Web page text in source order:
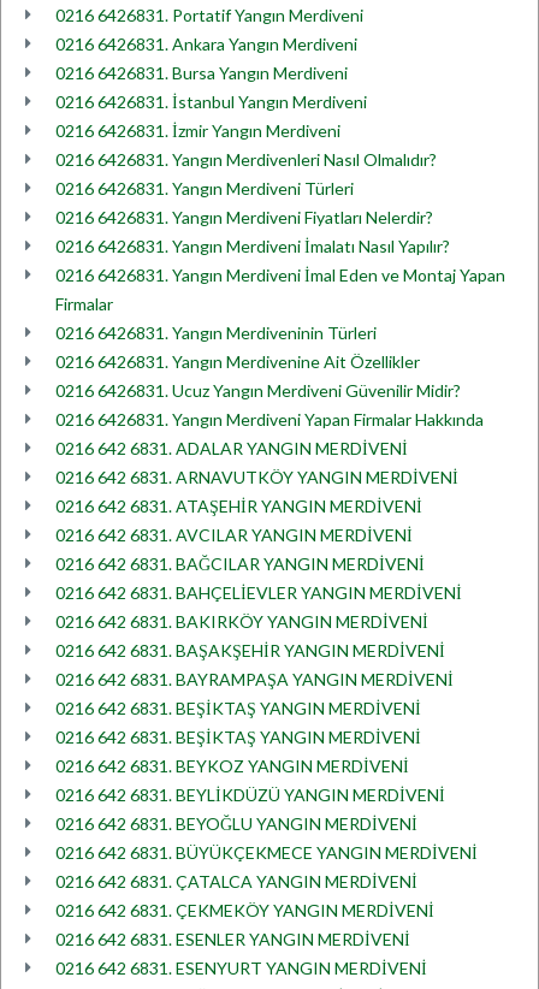
0216 6426831. Portatif Yangın Merdiveni
0216 6426831. Ankara Yangın Merdiveni
0216 6426831. Bursa Yangın Merdiveni
0216 6426831. İstanbul Yangın Merdiveni
0216 6426831. İzmir Yangın Merdiveni
0216 6426831. Yangın Merdivenleri Nasıl Olmalıdır?
0216 6426831. Yangın Merdiveni Türleri
0216 6426831. Yangın Merdiveni Fiyatları Nelerdir?
0216 6426831. Yangın Merdiveni İmalatı Nasıl Yapılır?
0216 6426831. Yangın Merdiveni İmal Eden ve Montaj Yapan
Firmalar
0216 6426831. Yangın Merdiveninin Türleri
0216 6426831. Yangın Merdivenine Ait Özellikler
0216 6426831. Ucuz Yangın Merdiveni Güvenilir Midir?
0216 6426831. Yangın Merdiveni Yapan Firmalar Hakkında
0216 642 6831. ADALAR YANGIN MERDİVENİ
0216 642 6831. ARNAVUTKÖY YANGIN MERDİVENİ
0216 642 6831. ATAŞEHİR YANGIN MERDİVENİ
0216 642 6831. AVCILAR YANGIN MERDİVENİ
0216 642 6831. BAĞCILAR YANGIN MERDİVENİ
0216 642 6831. BAHÇELİEVLER YANGIN MERDİVENİ
0216 642 6831. BAKIRKÖY YANGIN MERDİVENİ
0216 642 6831. BAŞAKŞEHİR YANGIN MERDİVENİ
0216 642 6831. BAYRAMPAŞA YANGIN MERDİVENİ
0216 642 6831. BEŞİKTAŞ YANGIN MERDİVENİ
0216 642 6831. BEŞİKTAŞ YANGIN MERDİVENİ
0216 642 6831. BEYKOZ YANGIN MERDİVENİ
0216 642 6831. BEYLİKDÜZÜ YANGIN MERDİVENİ
0216 642 6831. BEYOĞLU YANGIN MERDİVENİ
0216 642 6831. BÜYÜKÇEKMECE YANGIN MERDİVENİ
0216 642 6831. ÇATALCA YANGIN MERDİVENİ
0216 642 6831. ÇEKMEKÖY YANGIN MERDİVENİ
0216 642 6831. ESENLER YANGIN MERDİVENİ
0216 642 6831. ESENYURT YANGIN MERDİVENİ